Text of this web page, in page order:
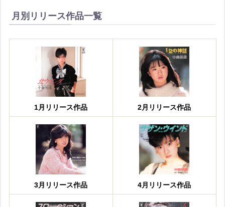
月別リリース作品一覧
1月リリース作品 2月リリース作品
3月リリース作品 4月リリース作品